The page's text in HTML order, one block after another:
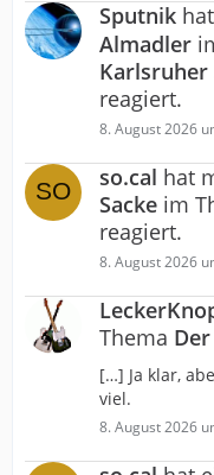
Sputnik
Almadler
Karlsruher
reagiert.
8. August 2026
so.cal hat
Sacke im
reagiert.
8. August 2026
Thema
[…] Ja klar,
viel.
8. August 2026